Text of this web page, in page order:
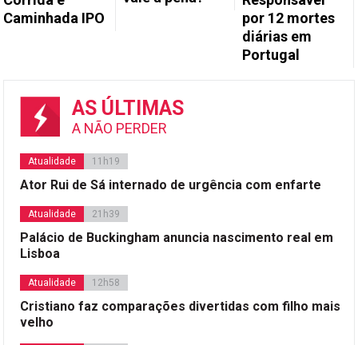
Caminhada IPO
por 12 mortes
diárias em
Portugal
AS ÚLTIMAS
A NÃO PERDER
Atualidade 11h19
Ator Rui de Sá internado de urgência com enfarte
Atualidade 21h39
Palácio de Buckingham anuncia nascimento real em
Lisboa
Atualidade 12h58
Cristiano faz comparações divertidas com filho mais
velho